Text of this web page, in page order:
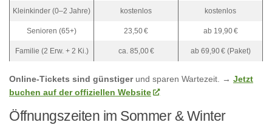
Kleinkinder (0–2 Jahre) kostenlos kostenlos
Senioren (65+) 23,50 € ab 19,90 €
Familie (2 Erw. + 2 Ki.) ca. 85,00 € ab 69,90 € (Paket)
Online-Tickets sind günstigerund sparen Wartezeit. → Jetzt
buchen auf der offiziellen Website
Öffnungszeiten im Sommer & Winter